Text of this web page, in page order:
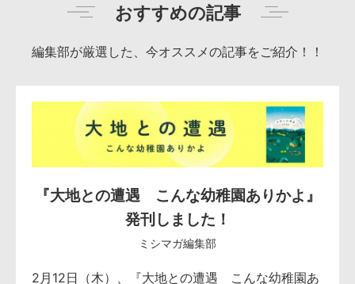
おすすめの記事
編集部が厳選した、今オススメの記事をご紹介！！
『大地との遭遇 こんな幼稚園ありかよ』
発刊しました！
ミシマガ編集部
2月12日（木）、『大地との遭遇 こんな幼稚園あ